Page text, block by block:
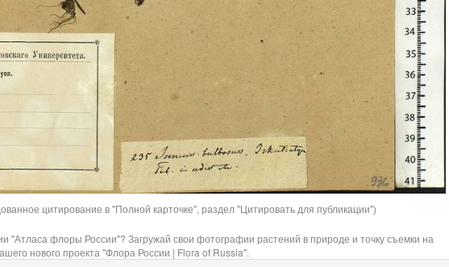
цитирование в "Полной карточке", раздел "Цитировать для публикации")
"Атласа флоры России"? Загружай свои фотографии растений в природе и точку съемки на
нового проекта "Флора России | Flora of Russia".